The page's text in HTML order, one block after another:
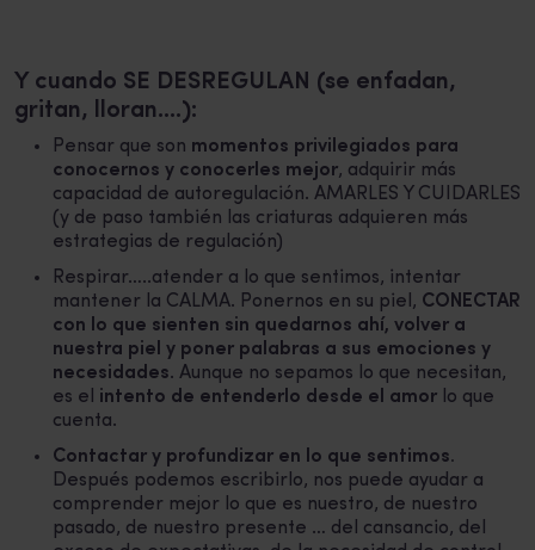
Y cuando SE DESREGULAN (se enfadan,
gritan, lloran….):
Pensar que son momentos privilegiados para
conocernos y conocerles mejor, adquirir más
capacidad de autoregulación. AMARLES Y CUIDARLES
(y de paso también las criaturas adquieren más
estrategias de regulación)
Respirar…..atender a lo que sentimos, intentar
mantener la CALMA. Ponernos en su piel, CONECTAR
con lo que sienten sin quedarnos ahí, volver a
nuestra piel y poner palabras a sus emociones y
necesidades. Aunque no sepamos lo que necesitan,
es el intento de entenderlo desde el amor lo que
cuenta.
Contactar y profundizar en lo que sentimos.
Después podemos escribirlo, nos puede ayudar a
comprender mejor lo que es nuestro, de nuestro
pasado, de nuestro presente … del cansancio, del